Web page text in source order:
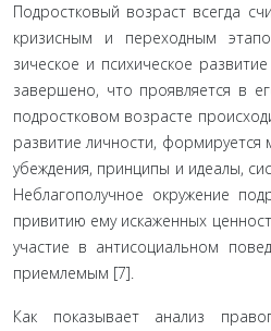
Подростковый возраст всегда
кризисным и переходным
зическое и психическое
завершено, что проявляется в
подростковом возрасте
развитие личности,
убеждения, принципы и идеалы,
Неблагополучное окружение
привитию ему искаженных
участие в антисоциальном
приемлемым [7].
Как показывает анализ